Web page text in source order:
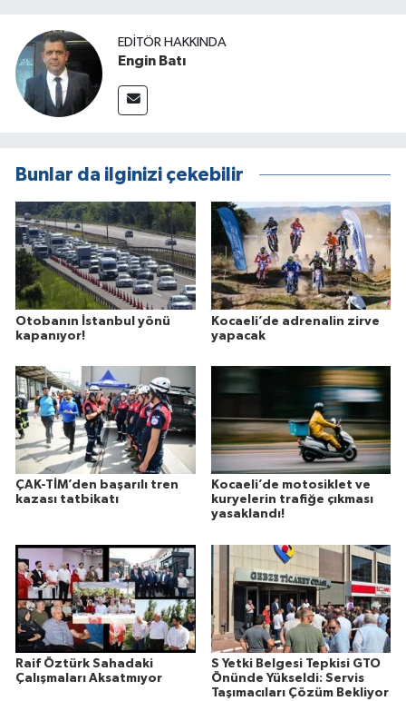
EDITÖR HAKKINDA
Engin Batı
Bunlar da ilginizi çekebilir
Otobanın İstanbul yönü
kapanıyor!
Kocaeli’de adrenalin zirve
yapacak
ÇAK-TİM’den başarılı tren
kazası tatbikatı
Kocaeli’de motosiklet ve
kuryelerin trafiğe çıkması
yasaklandı!
Raif Öztürk Sahadaki
Çalışmaları Aksatmıyor
S Yetki Belgesi Tepkisi GTO
Önünde Yükseldi: Servis
Taşımacıları Çözüm Bekliyor